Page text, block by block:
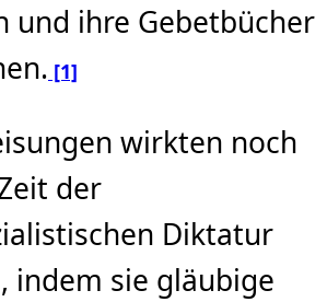
und ihre Gebetbücher
[1]
wirkten noch
der
Diktatur
indem sie gläubige